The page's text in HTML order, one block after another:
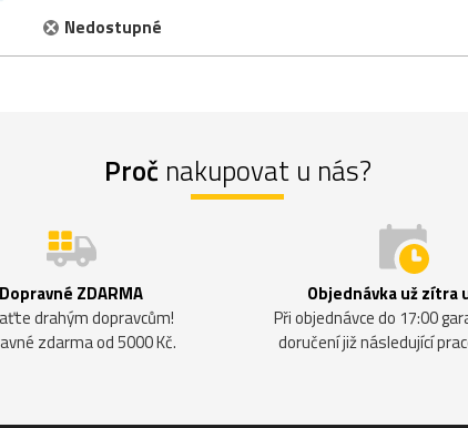
Nedostupné
Proč nakupovat u nás?
Dopravné ZDARMA
drahým dopravcům!
zdarma od 5000 Kč.
Objednávka už zítra
Při objednávce do 17:00
doručení již následující